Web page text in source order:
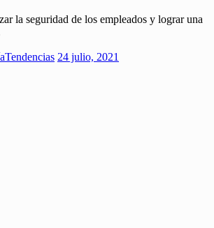
la seguridad de los empleados y lograr una
Tendencias 24 julio, 2021